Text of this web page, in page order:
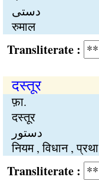
دستی
रुमाल
:
दस्तूर
फ़ा.
दस्तूर
دستور
नियम , विधान , प्रथा
: